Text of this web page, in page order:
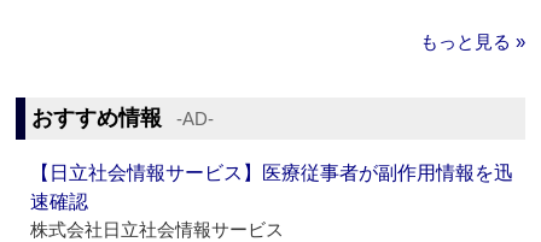
もっと見る »
おすすめ情報 ‐AD‐
【日立社会情報サービス】医療従事者が副作用情報を迅
速確認
株式会社日立社会情報サービス